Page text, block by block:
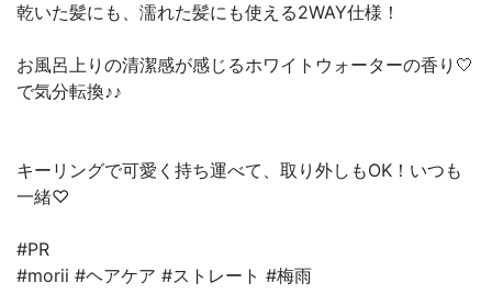
乾いた髪にも、濡れた髪にも使える2WAY仕様！
お風呂上りの清潔感が感じるホワイトウォーターの香り🤍
で気分転換♪♪
キーリングで可愛く持ち運べて、取り外しもOK！いつも
一緒♡
#PR
#morii #ヘアケア #ストレート #梅雨